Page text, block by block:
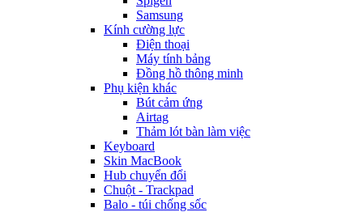
Samsung
Kính cường lực
Điện thoại
Máy tính bảng
Đồng hồ thông minh
Phụ kiện khác
Bút cảm ứng
Airtag
Thảm lót bàn làm việc
Keyboard
Skin MacBook
Hub chuyển đổi
Chuột - Trackpad
Balo - túi chống sốc